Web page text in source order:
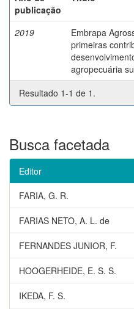
publicação
2019
Embrapa
primeiras
agropecuária
Resultado 1-1 de 1.
Busca facetada
Editor
FARIA, G. R.
FARIAS NETO, A. L. de
FERNANDES JUNIOR, F.
HOOGERHEIDE, E. S. S.
IKEDA, F. S.